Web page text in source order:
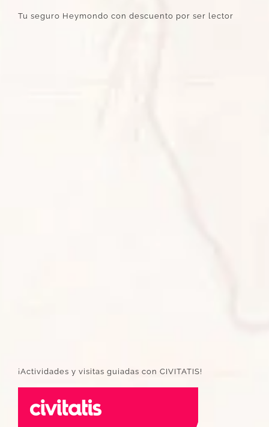
Tu seguro Heymondo con descuento por ser lector
¡Actividades y visitas guiadas con CIVITATIS!